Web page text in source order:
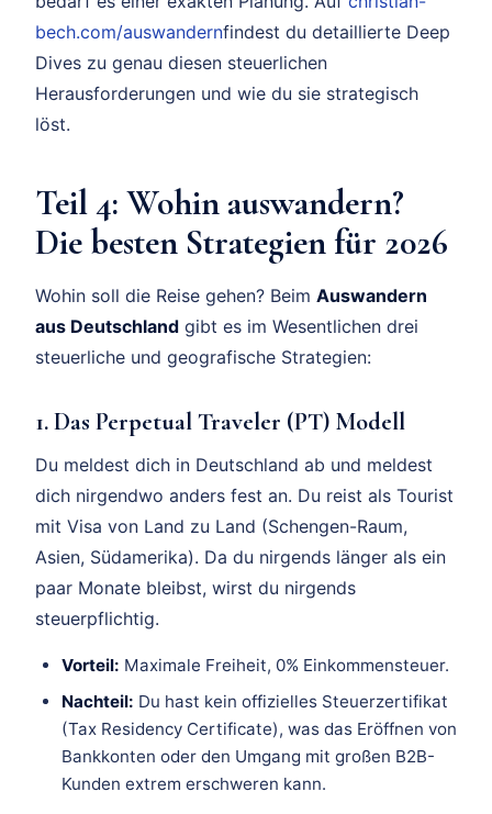
bech.com/auswandernfindest du detaillierte Deep
Dives zu genau diesen steuerlichen
Herausforderungen und wie du sie strategisch
löst.
Teil 4: Wohin auswandern?
Die besten Strategien für 2026
Wohin soll die Reise gehen? Beim Auswandern
aus Deutschland gibt es im Wesentlichen drei
steuerliche und geografische Strategien:
1. Das Perpetual Traveler (PT) Modell
Du meldest dich in Deutschland ab und meldest
dich nirgendwo anders fest an. Du reist als Tourist
mit Visa von Land zu Land (Schengen-Raum,
Asien, Südamerika). Da du nirgends länger als ein
paar Monate bleibst, wirst du nirgends
steuerpflichtig.
Vorteil: Maximale Freiheit, 0% Einkommensteuer.
Nachteil: Du hast kein offizielles Steuerzertifikat
(Tax Residency Certificate), was das Eröffnen von
Bankkonten oder den Umgang mit großen B2B-
Kunden extrem erschweren kann.